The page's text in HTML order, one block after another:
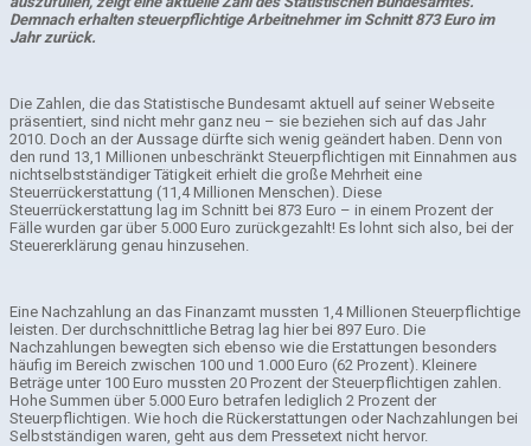
Demnach erhalten steuerpflichtige Arbeitnehmer im Schnitt 873 Euro im
Jahr zurück.
Die Zahlen, die das Statistische Bundesamt aktuell auf seiner Webseite
präsentiert, sind nicht mehr ganz neu – sie beziehen sich auf das Jahr
2010. Doch an der Aussage dürfte sich wenig geändert haben. Denn von
den rund 13,1 Millionen unbeschränkt Steuerpflichtigen mit Einnahmen aus
nichtselbstständiger Tätigkeit erhielt die große Mehrheit eine
Steuerrückerstattung (11,4 Millionen Menschen). Diese
Steuerrückerstattung lag im Schnitt bei 873 Euro – in einem Prozent der
Fälle wurden gar über 5.000 Euro zurückgezahlt! Es lohnt sich also, bei der
Steuererklärung genau hinzusehen.
Eine Nachzahlung an das Finanzamt mussten 1,4 Millionen Steuerpflichtige
leisten. Der durchschnittliche Betrag lag hier bei 897 Euro. Die
Nachzahlungen bewegten sich ebenso wie die Erstattungen besonders
häufig im Bereich zwischen 100 und 1.000 Euro (62 Prozent). Kleinere
Beträge unter 100 Euro mussten 20 Prozent der Steuerpflichtigen zahlen.
Hohe Summen über 5.000 Euro betrafen lediglich 2 Prozent der
Steuerpflichtigen. Wie hoch die Rückerstattungen oder Nachzahlungen bei
Selbstständigen waren, geht aus dem Pressetext nicht hervor.